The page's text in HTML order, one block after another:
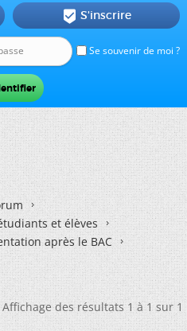
Se souvenir de moi ?
 S'inscrire
et élèves
après le BAC
Affichage des résultats 1 à 1 sur 1